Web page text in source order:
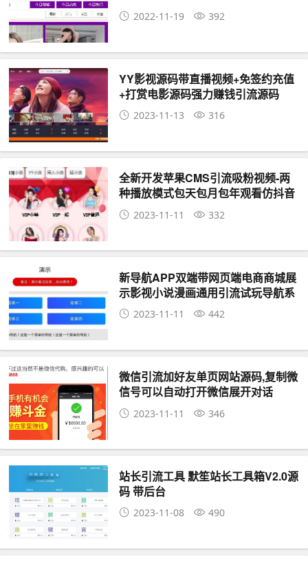
2022-11-19 392
YY影视源码带直播视频+免签约充值
+打赏电影源码强力赚钱引流源码
2023-11-13 316
全新开发苹果CMS引流吸粉视频-两
种播放模式包天包月包年观看仿抖音
快手直播广告自动弹窗
2023-11-11 332
新导航APP双端带网页端电商商城展
示影视小说漫画通用引流试玩导航系
统源码
2023-11-11 442
微信引流加好友单页网站源码,复制微
信号可以自动打开微信展开对话
2023-11-11 346
站长引流工具 默笙站长工具箱V2.0源
码 带后台
2023-11-08 490